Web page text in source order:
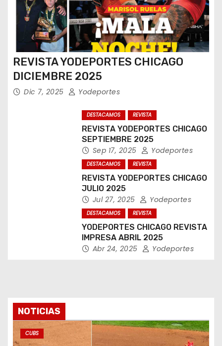
REVISTA YODEPORTES CHICAGO
DICIEMBRE 2025
Dic 7, 2025 Yodeportes
DESTACAMOS REVISTA
REVISTA YODEPORTES CHICAGO
SEPTIEMBRE 2025
Sep 17, 2025 Yodeportes
DESTACAMOS REVISTA
REVISTA YODEPORTES CHICAGO
JULIO 2025
Jul 27, 2025 Yodeportes
DESTACAMOS REVISTA
YODEPORTES CHICAGO REVISTA
IMPRESA ABRIL 2025
Abr 24, 2025 Yodeportes
NOTICIAS
CUBS